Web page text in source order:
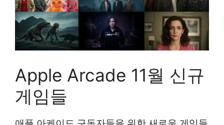
Apple Arcade 11월 신규
게임들